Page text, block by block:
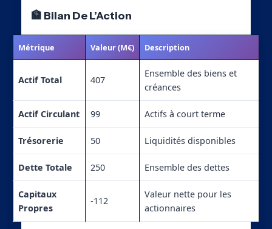
🏦 Bilan De L’Action
Métrique Valeur (M€) Description
Actif Total 407
Ensemble des biens et
créances
Actif Circulant 99 Actifs à court terme
Trésorerie 50 Liquidités disponibles
Dette Totale 250 Ensemble des dettes
Capitaux
Propres
-112
Valeur nette pour les
actionnaires